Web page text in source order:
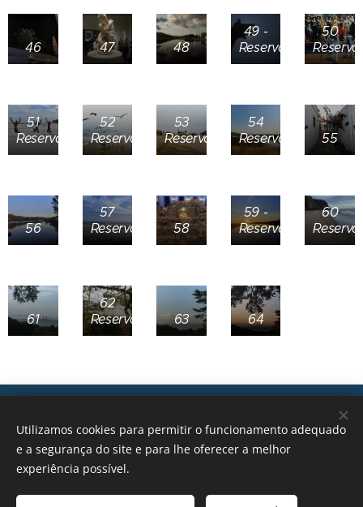
46 47 48
49 -
Reservada
50
51
Reservada
52
Reservada
53
Reservada
54
Reservada
55
56
57
Reservada
58
59 -
Reservada
60
61
62
Reservada
63 64
geral@transicoes.pt
Utilizamos cookies para permitir o funcionamento adequado
e a segurança do site e para lhe oferecer a melhor
experiência possível.